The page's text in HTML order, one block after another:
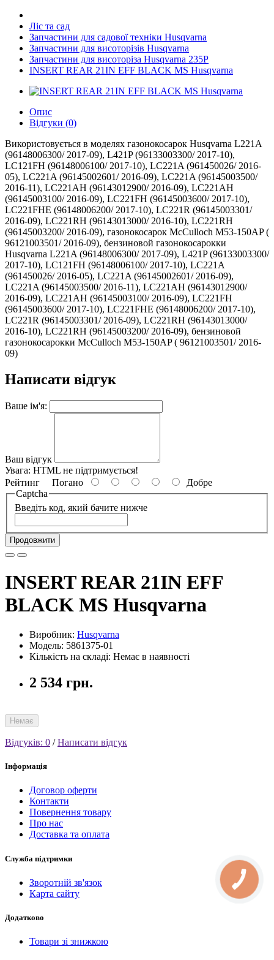
Ліс та сад
Запчастини для садової техніки Husqvarna
Запчастини для висоторізів Husqvarna
Запчастини для висоторіза Husqvarna 235P
INSERT REAR 21IN EFF BLACK MS Husqvarna
Опис
Відгуки (0)
Використовується в моделях газонокосарок Husqvarna L221A
(96148006300/ 2017-09), L421P (96133003300/ 2017-10),
LC121FH (96148006100/ 2017-10), LC221A (961450026/ 2016-
05), LC221A (96145002601/ 2016-09), LC221A (96145003500/
2016-11), LC221AH (96143012900/ 2016-09), LC221AH
(96145003100/ 2016-09), LC221FH (96145003600/ 2017-10),
LC221FHE (96148006200/ 2017-10), LC221R (96145003301/
2016-09), LC221RH (96143013000/ 2016-10), LC221RH
(96145003200/ 2016-09), газонокосарок McCulloch M53-150AP (
96121003501/ 2016-09), бензиновой газонокосарокки
Husqvarna L221A (96148006300/ 2017-09), L421P (96133003300/
2017-10), LC121FH (96148006100/ 2017-10), LC221A
(961450026/ 2016-05), LC221A (96145002601/ 2016-09),
LC221A (96145003500/ 2016-11), LC221AH (96143012900/
2016-09), LC221AH (96145003100/ 2016-09), LC221FH
(96145003600/ 2017-10), LC221FHE (96148006200/ 2017-10),
LC221R (96145003301/ 2016-09), LC221RH (96143013000/
2016-10), LC221RH (96145003200/ 2016-09), бензиновой
газонокосарокки McCulloch M53-150AP ( 96121003501/ 2016-
09)
Написати відгук
Ваше ім'я:
Ваш відгук
Увага: HTML не підтримується!
Рейтинг Погано
Добре
Captcha
Введіть код, який бачите нижче
Продовжити
INSERT REAR 21IN EFF
BLACK MS Husqvarna
Виробник: Husqvarna
Модель: 5861375-01
Кількість на складі: Немає в наявності
2 534 грн.
Немає
Відгуків: 0 /Написати відгук
Інформація
Договор оферти
Контакти
Повернення товару
Про нас
Доставка та оплата
Служба підтримки
Зворотній зв'язок
Карта сайту
Додатково
Товари зі знижкою
КНОПКА
СВЯЗИ